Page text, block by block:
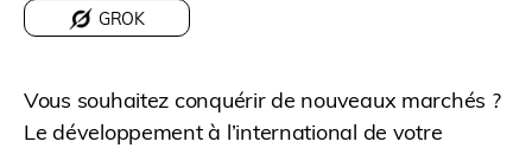
GROK
Vous souhaitez conquérir de nouveaux marchés ?
Le développement à l’international de votre